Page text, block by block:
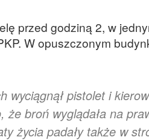
przed godziną 2, w
W opuszczonym
pistolet i
broń wyglądała na
życia padały także w